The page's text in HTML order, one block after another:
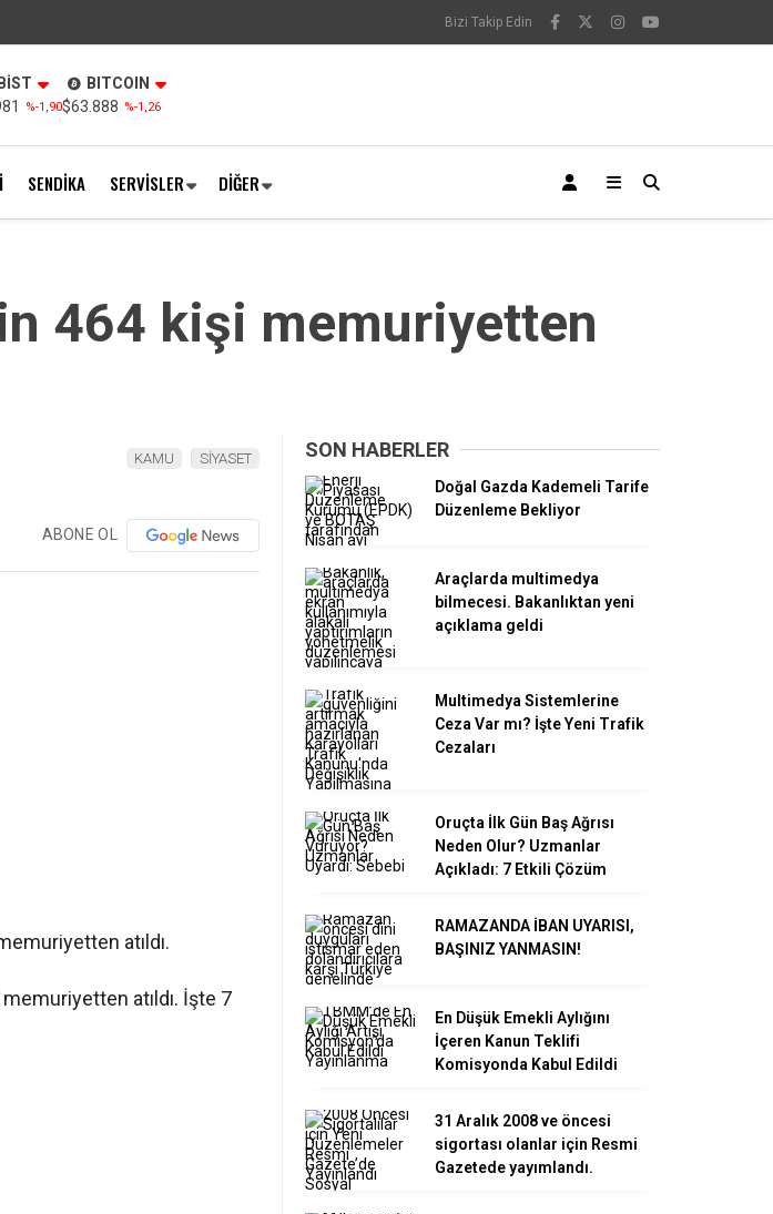
Bizi Takip Edin
BİST
%-1,90
BITCOIN
$63.888 %-1,26
SENDİKA SERVİSLER DİĞER
464 kişi memuriyetten
KAMU SİYASET
ABONE OL
atıldı.
atıldı. İşte 7
SON HABERLER
Doğal Gazda Kademeli Tarife
Düzenleme Bekliyor
Araçlarda multimedya
bilmecesi. Bakanlıktan yeni
açıklama geldi
Multimedya Sistemlerine
Ceza Var mı? İşte Yeni Trafik
Cezaları
Oruçta İlk Gün Baş Ağrısı
Neden Olur? Uzmanlar
Açıkladı: 7 Etkili Çözüm
RAMAZANDA İBAN UYARISI,
BAŞINIZ YANMASIN!
En Düşük Emekli Aylığını
İçeren Kanun Teklifi
Komisyonda Kabul Edildi
31 Aralık 2008 ve öncesi
sigortası olanlar için Resmi
Gazetede yayımlandı.